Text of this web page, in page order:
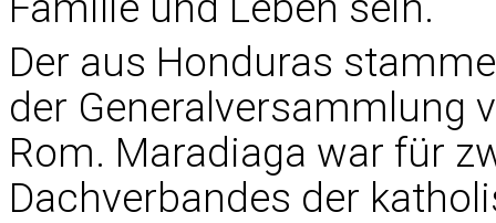
Der aus Honduras
der Generalversammlung
Rom. Maradiaga war für
Dachverbandes der